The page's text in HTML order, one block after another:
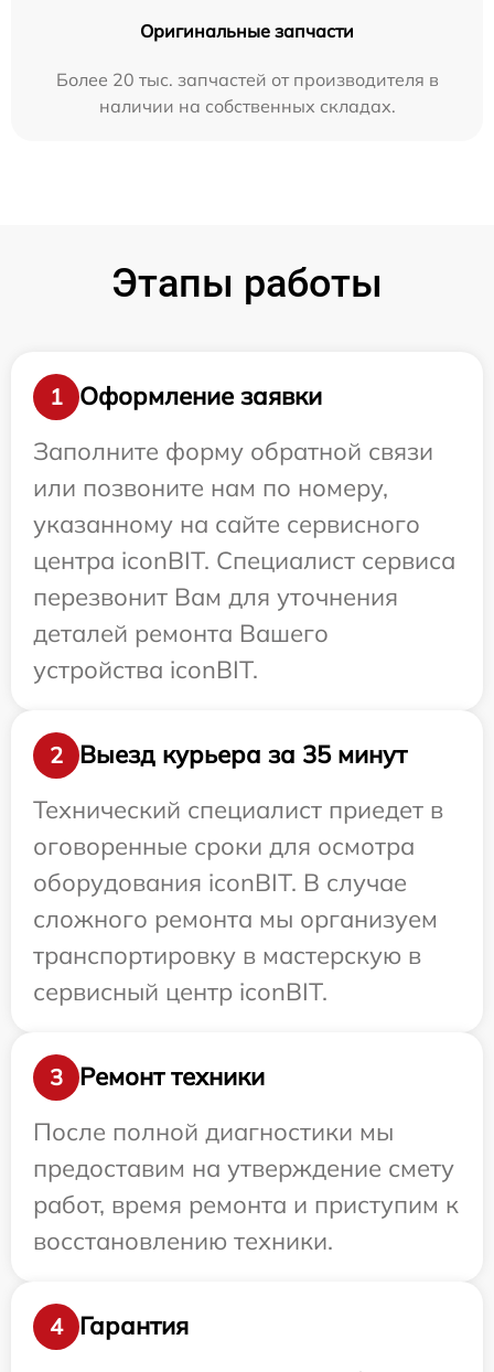
Оригинальные запчасти
Более 20 тыс. запчастей от производителя в
наличии на собственных складах.
Этапы работы
1
Оформление заявки
Заполните форму обратной связи
или позвоните нам по номеру,
указанному на сайте сервисного
центра iconBIT. Специалист сервиса
перезвонит Вам для уточнения
деталей ремонта Вашего
устройства iconBIT.
2
Выезд курьера за 35 минут
Технический специалист приедет в
оговоренные сроки для осмотра
оборудования iconBIT. В случае
сложного ремонта мы организуем
транспортировку в мастерскую в
сервисный центр iconBIT.
3
Ремонт техники
После полной диагностики мы
предоставим на утверждение смету
работ, время ремонта и приступим к
восстановлению техники.
4
Гарантия